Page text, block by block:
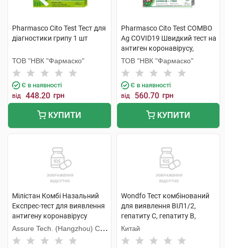
Pharmasco Cito Test Тест для
діагностики грипу 1 шт
ТОВ "НВК "Фармаско"
Є в наявності
від 448.20 грн
КУПИТИ
Pharmasco Cito Test COMBO
Ag COVID19 Швидкий тест на
антиген коронавірусу,
вірусів грипу А та В 1 шт
ТОВ "НВК "Фармаско"
Є в наявності
від 560.70 грн
КУПИТИ
Мілістан Комбі Назальний
Експрес-тест для виявлення
антигену коронавірусу
COVID-19 та грипу А/В 1 шт
Assure Tech. (Hangzhou) Co.,
Ltd.
Wondfo Тест комбінований
для виявлення ВІЛ1/2,
гепатиту С, гепатиту В,
сифілісу W026-C 1 шт
Китай